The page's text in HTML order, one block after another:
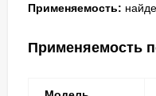
Применяемость:
Применяемость